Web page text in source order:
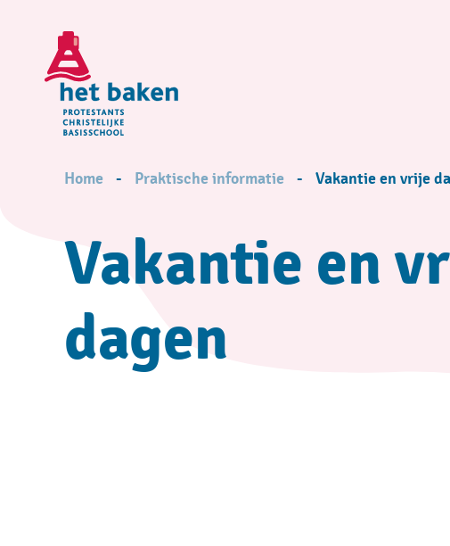
content
Breadcrumb
Home Praktische informatie Vakantie en vrije
Vakantie en
dagen